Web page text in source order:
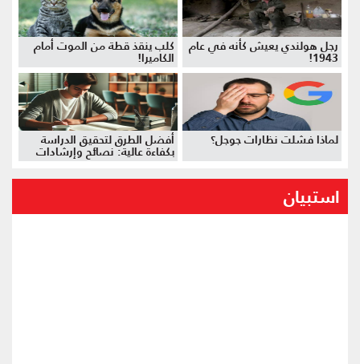
رجل هولندي يعيش كأنه في عام
1943!
كلب ينقذ قطة من الموت أمام
الكاميرا!
لماذا فشلت نظارات جوجل؟ أفضل الطرق لتحقيق الدراسة
بكفاءة عالية: نصائح وإرشادات
استبيان